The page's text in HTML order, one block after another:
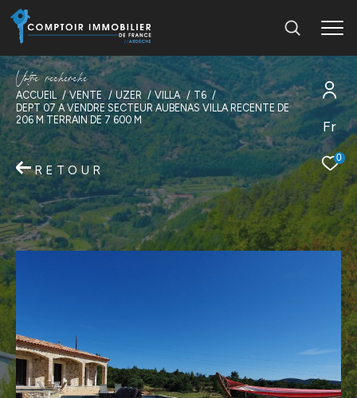
Fr
0
Votre recherche
ACCUEIL VENTE UZER VILLA
T6
DEPT 07 A VENDRE SECTEUR AUBENAS VILLA RECENTE DE
206 M TERRAIN DE 7 600 M
RETOUR